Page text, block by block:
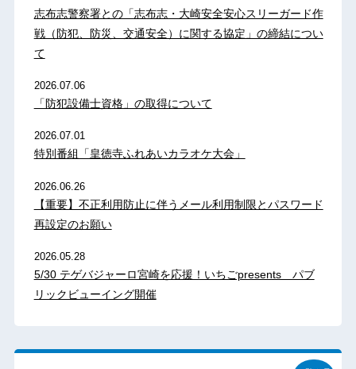
志布志警察署との「志布志・大崎安全安心スリーガード作
戦（防犯、防災、交通安全）に関する協定」の締結につい
て
2026.07.06
「防犯設備士資格」の取得について
2026.07.01
特別番組「皇徳寺ふれあいカラオケ大会」
2026.06.26
【重要】不正利用防止に伴うメール利用制限とパスワード
再設定のお願い
2026.05.28
5/30 テゲバジャーロ宮崎を応援！いちごpresents パブ
リックビューイング開催